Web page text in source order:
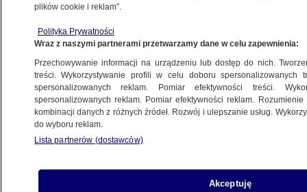
w motoryzacyjnym gigancie
13.03.2024, 12:04
Udostępnij
plików cookie i reklam”.
Polityka Prywatności
Wraz z naszymi partnerami przetwarzamy dane w celu zapewnienia:
Przechowywanie informacji na urządzeniu lub dostęp do nich.
treści. Wykorzystywanie profili w celu doboru spersonalizowanych
spersonalizowanych reklam. Pomiar efektywności treści.
spersonalizowanych reklam. Pomiar efektywności reklam.
kombinacji danych z różnych źródeł. Rozwój i ulepszanie usług.
do wyboru reklam.
Lista partnerów (dostawców)
Akceptuję